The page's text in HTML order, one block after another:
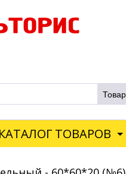
КАТАЛОГ ТОВАРОВ